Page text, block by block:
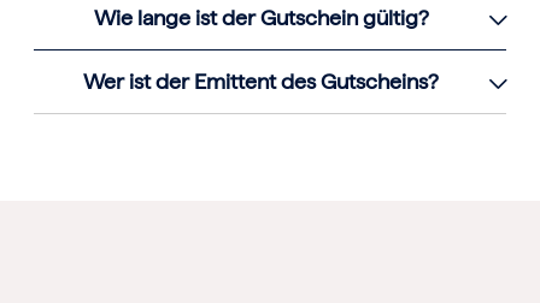
Wie lange ist der Gutschein gültig?
Wer ist der Emittent des Gutscheins?